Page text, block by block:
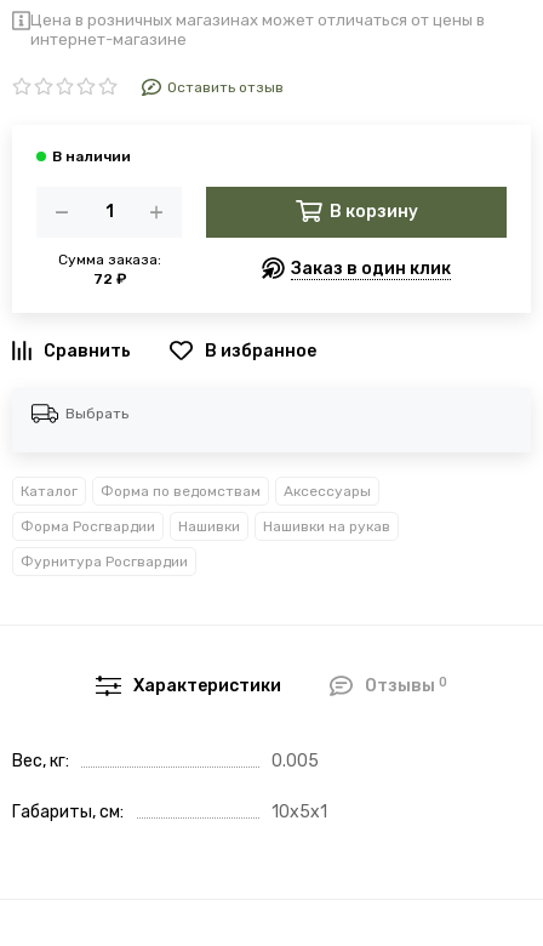
Цена в розничных магазинах может отличаться от цены в
интернет-магазине
Оставить отзыв
Сумма заказа:
72 ₽
В корзину
Заказ в один клик
В избранное
Выбрать
Каталог Форма по ведомствам Аксессуары
Форма Росгвардии Нашивки Нашивки на рукав
Фурнитура Росгвардии
Характеристики Отзывы 0
Вес, кг 0.005
Габариты, см 10x5x1